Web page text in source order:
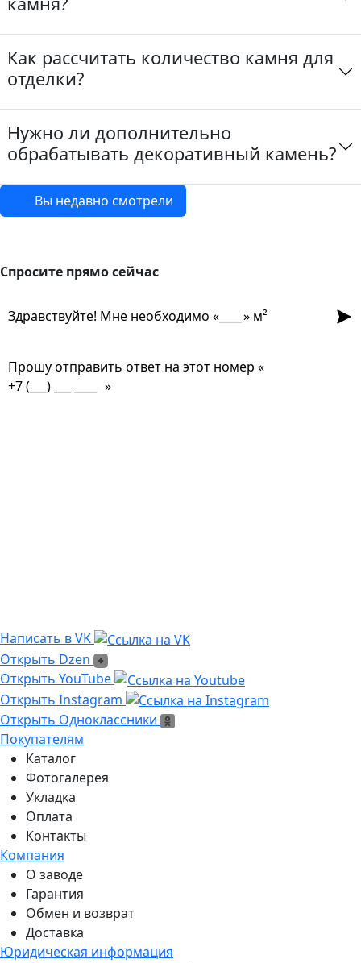
Как рассчитать количество камня для
отделки?
Нужно ли дополнительно
обрабатывать декоративный камень?
Вы недавно смотрели
Спросите прямо сейчас
Здравствуйте! Мне необходимо « » м²
Прошу отправить ответ на этот номер «
»
Написать в VK
Написать в VK
Открыть Dzen
Открыть Dzen
Ссылка на Youtube
Открыть YouTube
Ссылка на Instagram
Открыть Instagram
Открыть Одноклассники
Открыть Одноклассники
Покупателям
Каталог
Фотогалерея
Укладка
Оплата
Контакты
Компания
О заводе
Гарантия
Обмен и возврат
Доставка
Юридическая информация